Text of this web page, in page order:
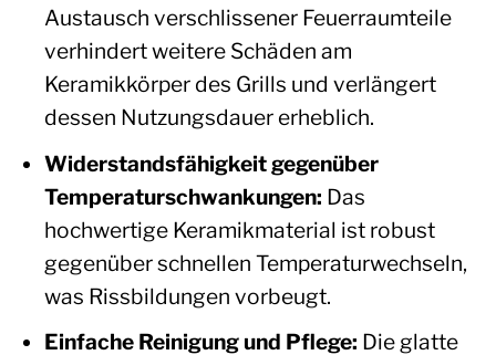
Austausch verschlissener Feuerraumteile
verhindert weitere Schäden am
Keramikkörper des Grills und verlängert
dessen Nutzungsdauer erheblich.
Widerstandsfähigkeit gegenüber
Temperaturschwankungen: Das
hochwertige Keramikmaterial ist robust
gegenüber schnellen Temperaturwechseln,
was Rissbildungen vorbeugt.
Einfache Reinigung und Pflege: Die glatte